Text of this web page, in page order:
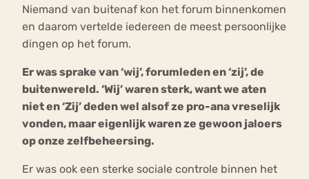
Niemand van buitenaf kon het forum binnenkomen
en daarom vertelde iedereen de meest persoonlijke
dingen op het forum.
Er was sprake van ‘wij’, forumleden en ‘zij’, de
buitenwereld. ‘Wij’ waren sterk, want we aten
niet en ‘Zij’ deden wel alsof ze pro-ana vreselijk
vonden, maar eigenlijk waren ze gewoon jaloers
op onze zelfbeheersing.
Er was ook een sterke sociale controle binnen het